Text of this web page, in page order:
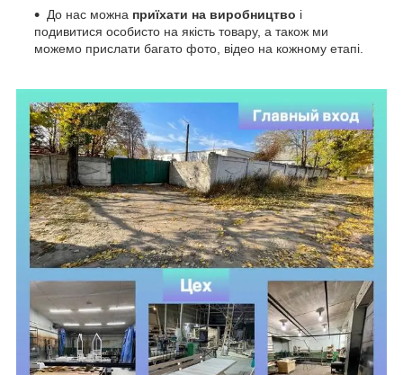
До нас можна приїхати на виробництво і
подивитися особисто на якість товару, а також ми
можемо прислати багато фото, відео на кожному етапі.